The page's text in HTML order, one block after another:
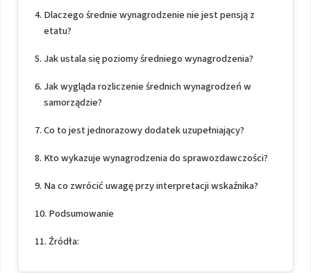
Dlaczego średnie wynagrodzenie nie jest pensją z
etatu?
Jak ustala się poziomy średniego wynagrodzenia?
Jak wygląda rozliczenie średnich wynagrodzeń w
samorządzie?
Co to jest jednorazowy dodatek uzupełniający?
Kto wykazuje wynagrodzenia do sprawozdawczości?
Na co zwrócić uwagę przy interpretacji wskaźnika?
Podsumowanie
Źródła: